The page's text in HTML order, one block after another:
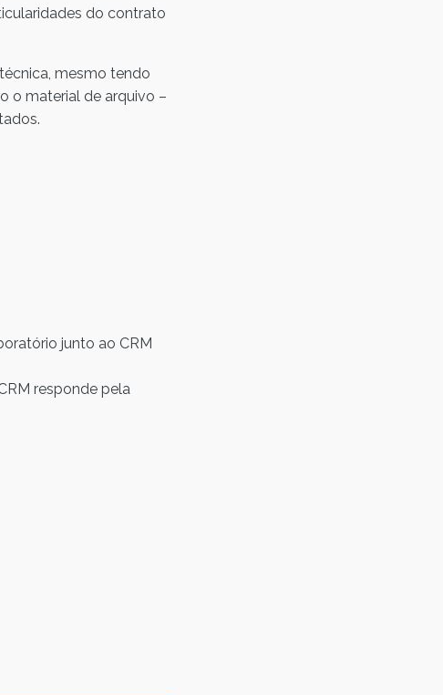
do contrato
mesmo tendo
o material de arquivo –
junto ao CRM
responde pela